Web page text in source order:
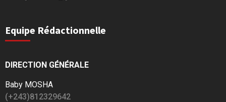
Equipe Rédactionnelle
DIRECTION GÉNÉRALE
Baby MOSHA
(+243)812329642